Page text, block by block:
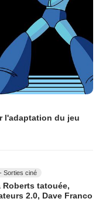
l'adaptation du jeu
Sorties ciné
Roberts tatouée,
2.0, Dave Franco